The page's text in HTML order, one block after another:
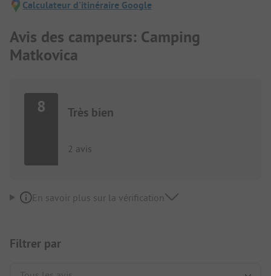
Calculateur d'itinéraire Google
Avis des campeurs: Camping
Matkovica
8 Très bien
2 avis
En savoir plus sur la vérification
Filtrer par